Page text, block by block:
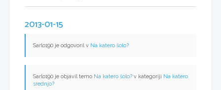
2013-01-15
Sarlo190 je odgovoril v Na katero šolo?
Sarlo190 je objavil temo Na katero šolo? v kategoriji Na katero
srednjo?